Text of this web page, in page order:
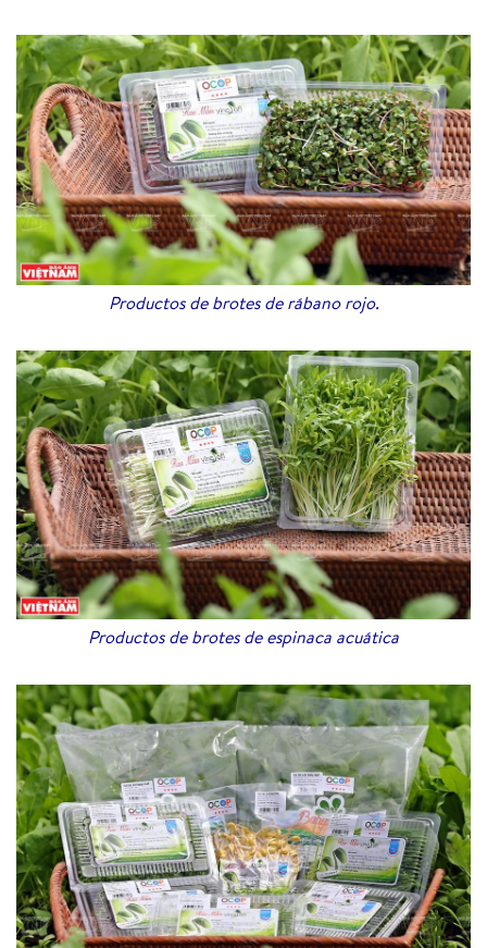
Productos de brotes de rábano rojo.
Productos de brotes de espinaca acuática